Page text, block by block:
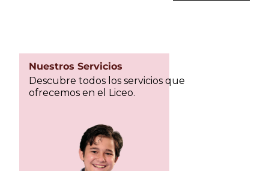
Nuestros Servicios
Descubre todos los servicios que
ofrecemos en el Liceo.